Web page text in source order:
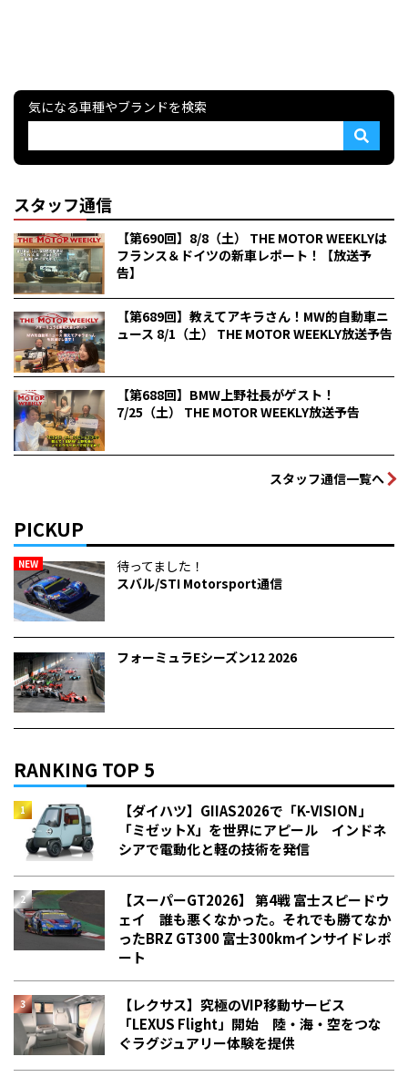
気になる車種やブランドを検索
スタッフ通信
【第690回】8/8（土） THE MOTOR WEEKLYは
フランス＆ドイツの新車レポート！【放送予
告】
【第689回】教えてアキラさん！MW的自動車ニ
ュース 8/1（土） THE MOTOR WEEKLY放送予告
【第688回】BMW上野社長がゲスト！
7/25（土） THE MOTOR WEEKLY放送予告
スタッフ通信一覧へ
PICKUP
NEW
待ってました！
スバル/STI Motorsport通信
フォーミュラEシーズン12 2026
RANKING TOP 5
【ダイハツ】GIIAS2026で「K-VISION」
「ミゼットX」を世界にアピール インドネ
シアで電動化と軽の技術を発信
【スーパーGT2026】 第4戦 富士スピードウ
ェイ 誰も悪くなかった。それでも勝てなか
った――BRZ GT300 富士300kmインサイドレポ
ート
【レクサス】究極のVIP移動サービス
「LEXUS Flight」開始 陸・海・空をつな
ぐラグジュアリー体験を提供